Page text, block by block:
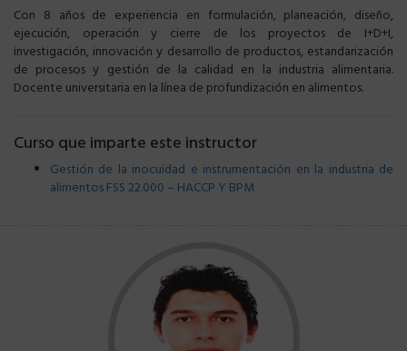
Con 8 años de experiencia en formulación, planeación, diseño,
ejecución, operación y cierre de los proyectos de I+D+I,
investigación, innovación y desarrollo de productos, estandarización
de procesos y gestión de la calidad en la industria alimentaria.
Docente universitaria en la línea de profundización en alimentos.
Curso que imparte este instructor
Gestión de la inocuidad e instrumentación en la industria de
alimentos FSS 22.000 – HACCP Y BPM